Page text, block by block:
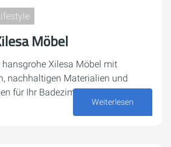
Möbel
hansgrohe Xilesa Möbel mit
nachhaltigen Materialien und
für Ihr Badezimme
Weiterlesen